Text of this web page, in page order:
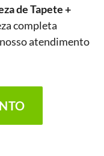
de Tapete +
completa
atendimento